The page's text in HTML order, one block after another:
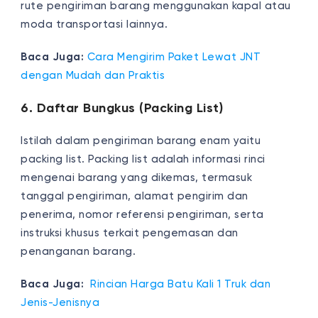
rute pengiriman barang menggunakan kapal atau
moda transportasi lainnya.
Baca Juga: Cara Mengirim Paket Lewat JNT
dengan Mudah dan Praktis
6. Daftar Bungkus (Packing List)
Istilah dalam pengiriman barang enam yaitu
packing list. Packing list adalah informasi rinci
mengenai barang yang dikemas, termasuk
tanggal pengiriman, alamat pengirim dan
penerima, nomor referensi pengiriman, serta
instruksi khusus terkait pengemasan dan
penanganan barang.
Baca Juga:
Rincian Harga Batu Kali 1 Truk dan
Jenis-Jenisnya